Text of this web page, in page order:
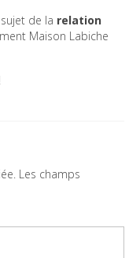
de la relation
Maison Labiche
Les champs